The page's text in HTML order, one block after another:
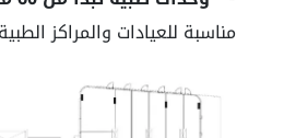
مناسبة للعيادات والمراكز